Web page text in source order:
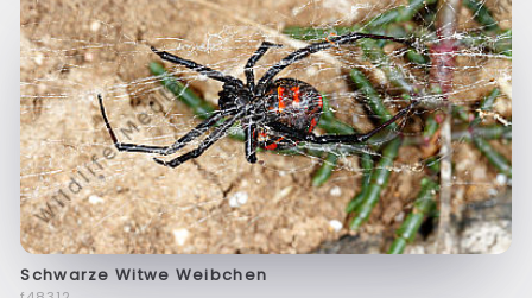
Schwarze Witwe Weibchen